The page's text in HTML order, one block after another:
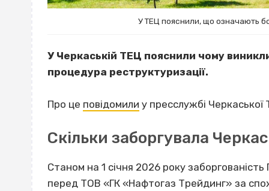
У ТЕЦ пояснили, що означають
У Черкаській ТЕЦ пояснили чому
процедура реструктуризації.
Про це повідомили у пресслужбі Черкаської
Скільки заборгувала
Станом на 1 січня 2026 року
перед ТОВ «ГК «Нафтогаз Трейдинг» за